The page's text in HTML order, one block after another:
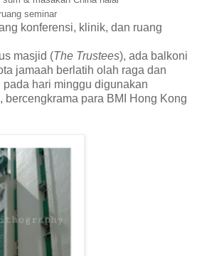
seminar
konferensi, klinik, dan ruang
masjid (The Trustees), ada balkoni
jamaah berlatih olah raga dan
hari minggu digunakan
bercengkrama para BMI Hong Kong